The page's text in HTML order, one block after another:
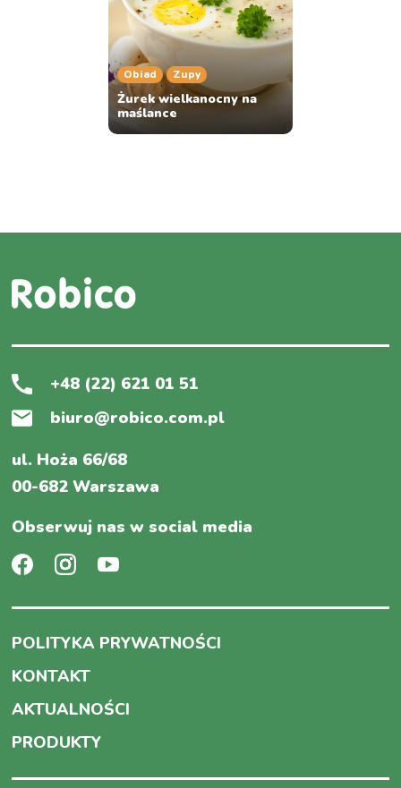
Obiad Zupy
Żurek wielkanocny na
maślance
+48 (22) 621 01 51
biuro@robico.com.pl
ul. Hoża 66/68
00-682 Warszawa
Obserwuj nas w social media
POLITYKA PRYWATNOŚCI
KONTAKT
AKTUALNOŚCI
PRODUKTY